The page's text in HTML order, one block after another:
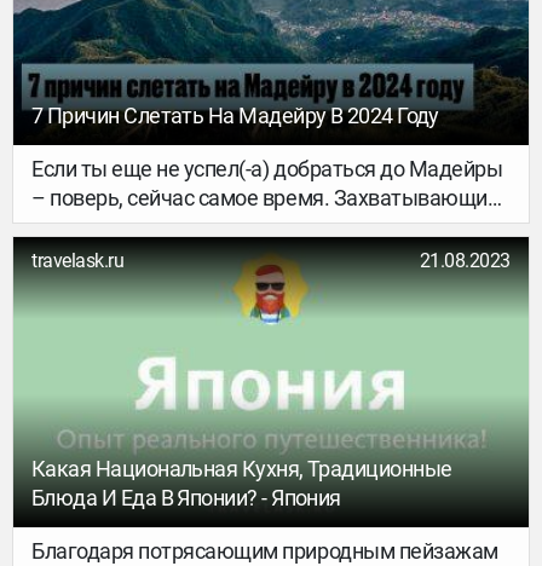
7 Причин Слетать На Мадейру В 2024 Году
Если ты еще не успел(-а) добраться до Мадейры
– поверь, сейчас самое время. Захватывающие
дух пейзажи, вечный праздник и отличная
погода круглый год – рассказываем, почему
стоит посетить португальский остров.
travelask.ru 21.08.2023
Какая Национальная Кухня, Традиционные
Блюда И Еда В Японии? - Япония
Благодаря потрясающим природным пейзажам